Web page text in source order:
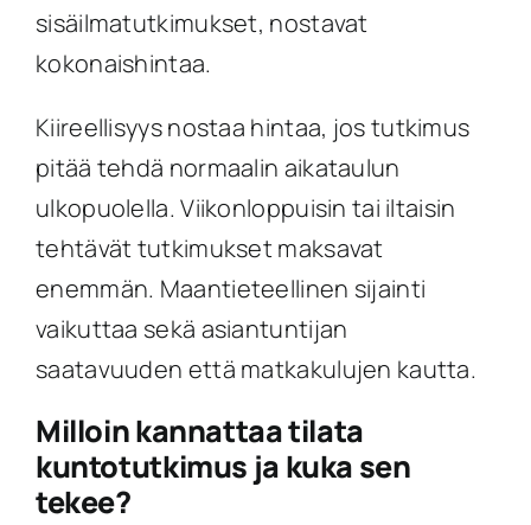
sisäilmatutkimukset, nostavat
kokonaishintaa.
Kiireellisyys nostaa hintaa, jos tutkimus
pitää tehdä normaalin aikataulun
ulkopuolella. Viikonloppuisin tai iltaisin
tehtävät tutkimukset maksavat
enemmän. Maantieteellinen sijainti
vaikuttaa sekä asiantuntijan
saatavuuden että matkakulujen kautta.
Milloin kannattaa tilata
kuntotutkimus ja kuka sen
tekee?